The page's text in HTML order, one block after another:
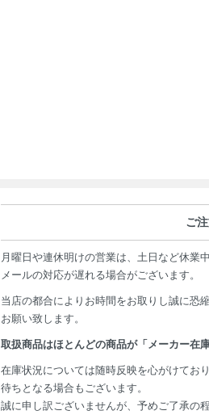
ご
月曜日や連休明けの営業は、土日など休業
メールの対応が遅れる場合がございます。
当店の都合によりお時間をお取りし誠に恐
お願い致します。
取扱商品はほとんどの商品が「メーカー在
在庫状況については随時反映を心がけてお
待ちとなる場合もございます。
誠に申し訳ございませんが、予めご了承の